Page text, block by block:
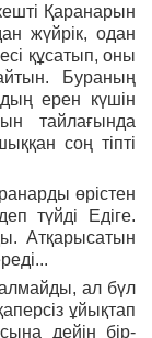
Қаранарын
жүйрік, одан
құсатып, оны
Бураның
ерен күшін
тайлағында
соң тіпті
өрістен
түйді Едіге.
Атқарысатын
алмайды, ал бүл
ұйықтап
дейін бір-